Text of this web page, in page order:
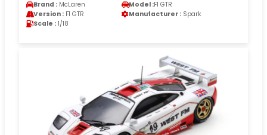
Brand : McLaren Model :F1 GTR
Version : F1 GTR Manufacturer : Spark
Scale : 1/18